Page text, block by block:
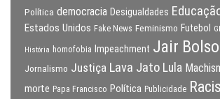
Política democracia Desigualdades
Estados Unidos Fake News Feminismo Futebol
História homofobia Impeachment Jair
Jornalismo Justiça Lava Jato Lula
morte Papa Francisco Política Publicidade